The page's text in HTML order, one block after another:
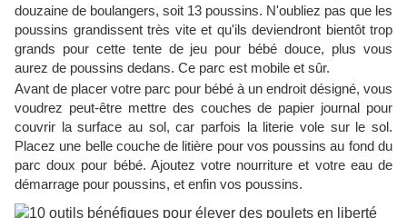
douzaine de boulangers, soit 13 poussins. N'oubliez pas que les
poussins grandissent très vite et qu'ils deviendront bientôt trop
grands pour cette tente de jeu pour bébé douce, plus vous
aurez de poussins dedans. Ce parc est mobile et sûr.
Avant de placer votre parc pour bébé à un endroit désigné, vous
voudrez peut-être mettre des couches de papier journal pour
couvrir la surface au sol, car parfois la literie vole sur le sol.
Placez une belle couche de litière pour vos poussins au fond du
parc doux pour bébé. Ajoutez votre nourriture et votre eau de
démarrage pour poussins, et enfin vos poussins.